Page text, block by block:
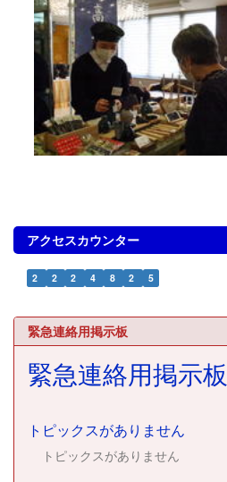
アクセスカウンター
2 2 2 4 8 2 5
緊急連絡用掲示板
緊急連絡用掲示板
トピックスがありません
トピックスがありません